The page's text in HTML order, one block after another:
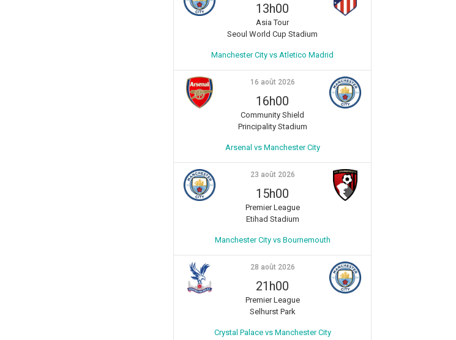
13h00
Asia Tour
Seoul World Cup Stadium
Manchester City vs Atletico Madrid
16 août 2026
16h00
Community Shield
Principality Stadium
Arsenal vs Manchester City
23 août 2026
15h00
Premier League
Etihad Stadium
Manchester City vs Bournemouth
28 août 2026
21h00
Premier League
Selhurst Park
Crystal Palace vs Manchester City